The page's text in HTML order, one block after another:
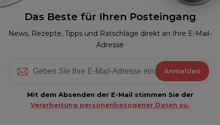
Das Beste für Ihren Posteingang
News, Rezepte, Tipps und Ratschläge direkt an Ihre E-Mail-
Adresse
Anmelden
Mit dem Absenden der E-Mail stimmen Sie der
Verarbeitung personenbezogener Daten zu.